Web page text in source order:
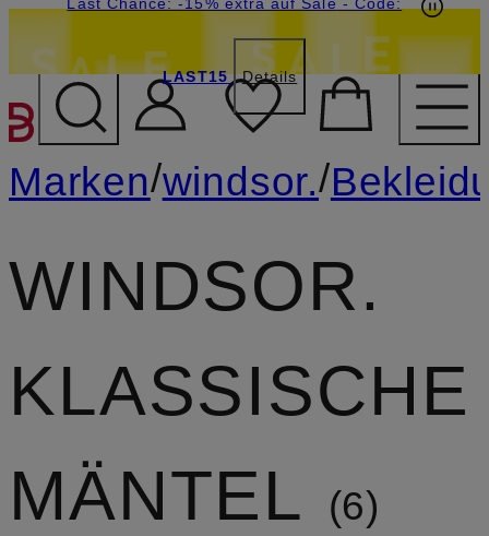
ZUM HAUPTINHALT
LAST15 Details
Marken/windsor./
WINDSOR.
KLASSISCHE
MÄNTEL
6